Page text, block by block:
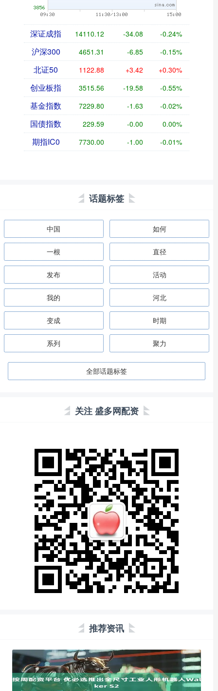
深证成指 14110.12 -34.08 -0.24%
沪深300 4651.31 -6.85 -0.15%
北证50 1122.88 +3.42 +0.30%
创业板指 3515.56 -19.58 -0.55%
基金指数 7229.80 -1.63 -0.02%
国债指数 229.59 -0.00 0.00%
期指IC0 7730.00 -1.00 -0.01%
话题标签
中国 如何
一根 直径
发布 活动
我的 河北
变成 时期
系列 聚力
全部话题标签
关注 盛多网配资
推荐资讯